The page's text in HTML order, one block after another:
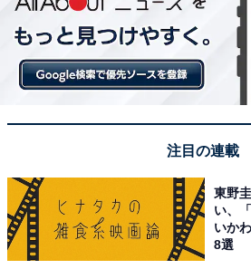
周湖」としても知られていますが
ら眺める湖の美しさは格別です。
のまま残されており、立ち入ること
り一層神秘的な雰囲気を醸し出して
回答者からは「透明度の高い摩周
く、霧の摩周湖として幻想的な表
るたびに違う絶景を楽しめる点が
阪府）、「晴れたときの湖面の美
注目の連載
東野
い、
いか
8選